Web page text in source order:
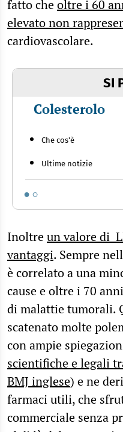
fatto cheoltre i 60
elevato non
cardiovascolare.
SI
Colesterolo
Che cos'è
Ultime notizie
Inoltreun valore di
vantaggi. Sempre
è correlato a una
cause e oltre i 70
di malattie tumorali.
scatenato molte
con ampie
scientifiche e legali
BMJ inglese) e ne
farmaci utili, che
commerciale senza